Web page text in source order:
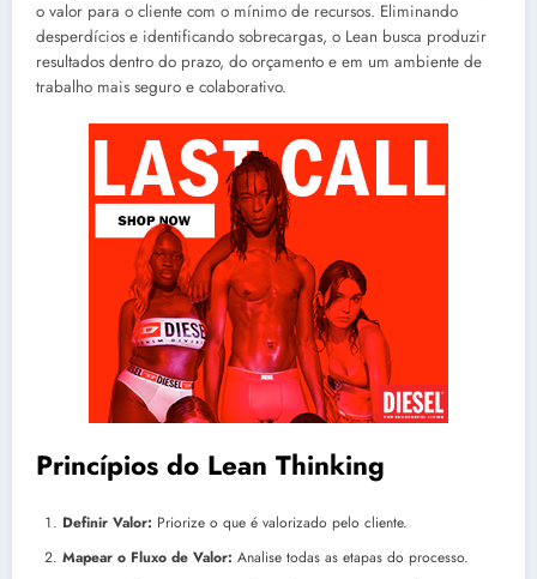
o valor para o cliente com o mínimo de recursos. Eliminando
desperdícios e identificando sobrecargas, o Lean busca produzir
resultados dentro do prazo, do orçamento e em um ambiente de
trabalho mais seguro e colaborativo.
Princípios do Lean Thinking
Definir Valor: Priorize o que é valorizado pelo cliente.
Mapear o Fluxo de Valor: Analise todas as etapas do processo.